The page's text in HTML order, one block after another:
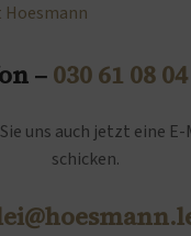
–030 61 08
uns auch jetzt eine
schicken.